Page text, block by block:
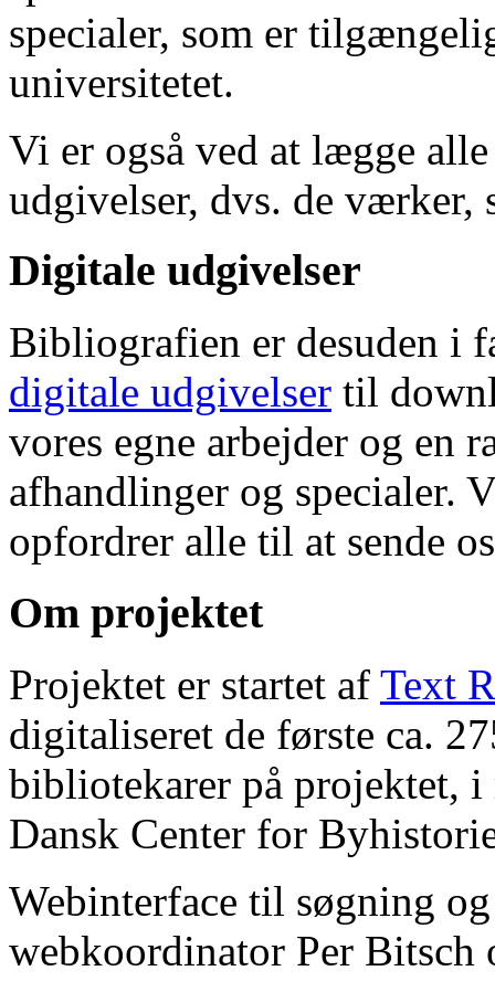
specialer, som er
universitetet.
Vi er også ved at lægge
udgivelser, dvs. de værker,
Digitale udgivelser
Bibliografien er desuden i
digitale udgivelser til
vores egne arbejder og en
afhandlinger og specialer.
opfordrer alle til at sende
Om projektet
Projektet er startet af Text
digitaliseret de første ca.
bibliotekarer på projektet, i
Dansk Center for
Webinterface til søgning
webkoordinator Per Bitsch